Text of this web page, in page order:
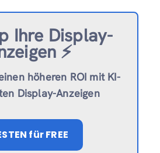
Ihre Display-
⚡️
höheren ROI mit KI-
Display-Anzeigen
für FREE